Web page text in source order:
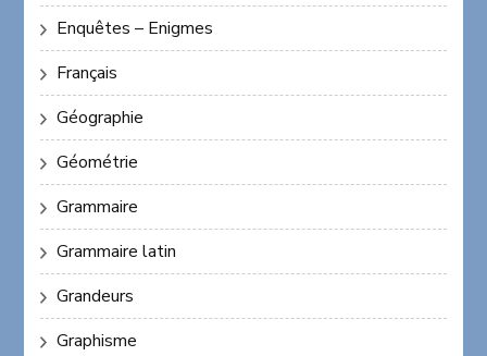
Enquêtes – Enigmes
Français
Géographie
Géométrie
Grammaire
Grammaire latin
Grandeurs
Graphisme